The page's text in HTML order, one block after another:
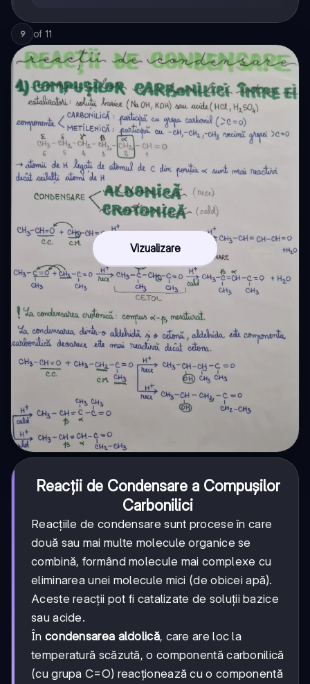
9 of 11
Vizualizare
Reacții de Condensare a Compușilor
Carbonilici
Reacțiile de condensare sunt procese în care
două sau mai multe molecule organice se
combină, formând molecule mai complexe cu
eliminarea unei molecule mici (de obicei apă).
Aceste reacții pot fi catalizate de soluții bazice
sau acide.
În condensarea aldolică, care are loc la
temperatură scăzută, o componentă carbonilică
(cu grupa C=O) reacționează cu o componentă